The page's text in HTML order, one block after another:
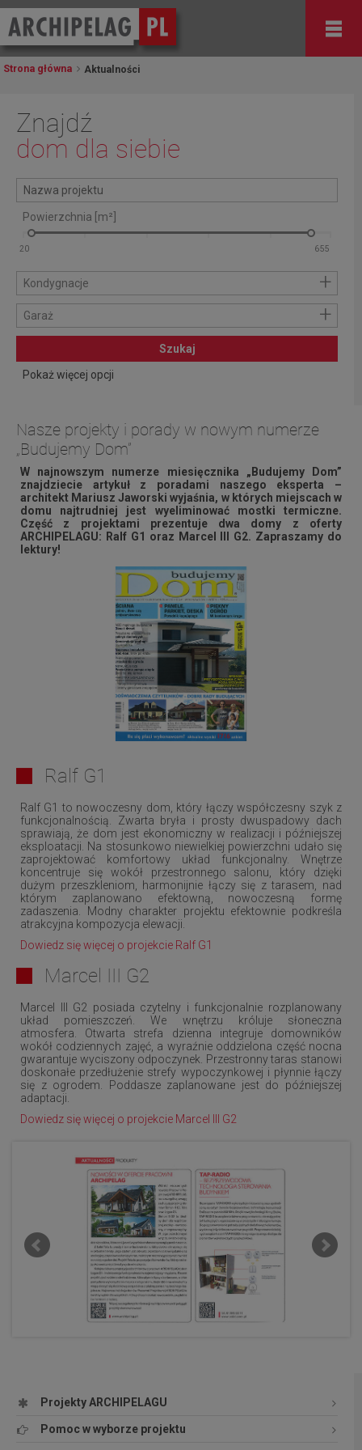
Strona główna Aktualności
Znajdź
dom dla siebie
Powierzchnia [m²]
Kondygnacje +
Garaż +
Szukaj
Pokaż więcej opcji
Nasze projekty i porady w nowym numerze
„Budujemy Dom”
W najnowszym numerze miesięcznika „Budujemy Dom”
znajdziecie artykuł z poradami naszego eksperta –
architekt Mariusz Jaworski wyjaśnia, w których miejscach w
domu najtrudniej jest wyeliminować mostki termiczne.
Część z projektami prezentuje dwa domy z oferty
ARCHIPELAGU: Ralf G1 oraz Marcel III G2. Zapraszamy do
lektury!
Ralf G1
Ralf G1 to nowoczesny dom, który łączy współczesny szyk z
funkcjonalnością. Zwarta bryła i prosty dwuspadowy dach
sprawiają, że dom jest ekonomiczny w realizacji i późniejszej
eksploatacji. Na stosunkowo niewielkiej powierzchni udało się
zaprojektować komfortowy układ funkcjonalny. Wnętrze
koncentruje się wokół przestronnego salonu, który dzięki
dużym przeszkleniom, harmonijnie łączy się z tarasem, nad
którym zaplanowano efektowną, nowoczesną formę
zadaszenia. Modny charakter projektu efektownie podkreśla
atrakcyjna kompozycja elewacji.
Dowiedz się więcej o projekcie Ralf G1
Marcel III G2
Marcel III G2 posiada czytelny i funkcjonalnie rozplanowany
układ pomieszczeń. We wnętrzu króluje słoneczna
atmosfera. Otwarta strefa dzienna integruje domowników
wokół codziennych zajęć, a wyraźnie oddzielona część nocna
gwarantuje wyciszony odpoczynek. Przestronny taras stanowi
doskonałe przedłużenie strefy wypoczynkowej i płynnie łączy
się z ogrodem. Poddasze zaplanowane jest do późniejszej
adaptacji.
Dowiedz się więcej o projekcie Marcel III G2
Projekty ARCHIPELAGU
Pomoc w wyborze projektu